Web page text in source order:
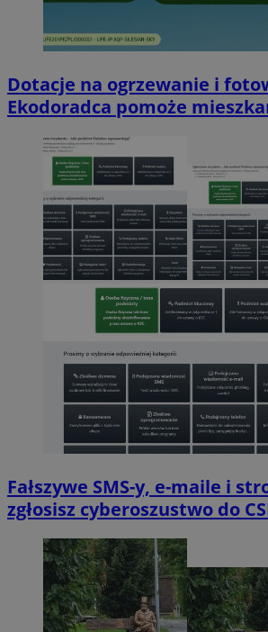
Dotacje na ogrzewanie i
Ekodoradca pomoże
Fałszywe SMS-y, e-maile i
zgłosisz cyberoszustwo do